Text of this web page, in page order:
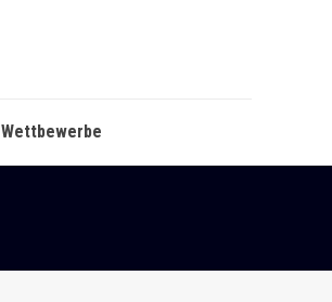
Wettbewerbe